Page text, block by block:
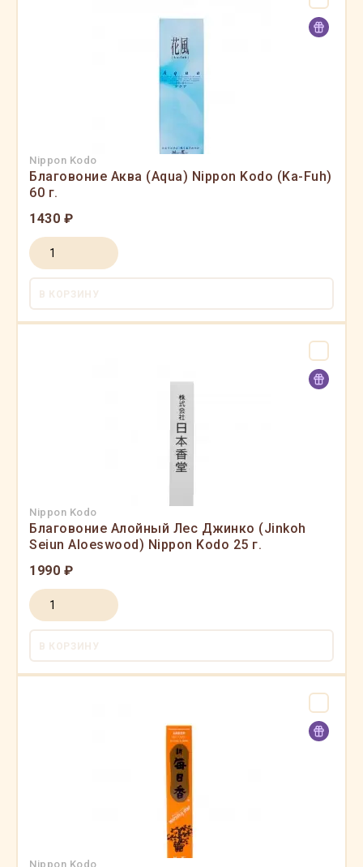
Nippon Kodo
Благовоние Аква (Aqua) Nippon Kodo (Ka-Fuh)
60 г.
1430 ₽
В КОРЗИНУ
Nippon Kodo
Благовоние Алойный Лес Джинко (Jinkoh
Seiun Aloeswood) Nippon Kodo 25 г.
1990 ₽
В КОРЗИНУ
Nippon Kodo